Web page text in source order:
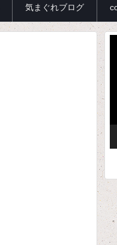
気まぐれブログ